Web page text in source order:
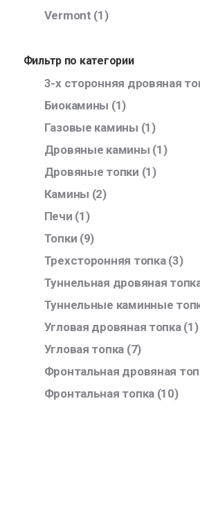
Vermont (1)
Фильтр по категории
3-х сторонняя дровяная
Биокамины (1)
Газовые камины (1)
Дровяные камины (1)
Дровяные топки (1)
Камины (2)
Печи (1)
Топки (9)
Трехсторонняя топка (3)
Туннельная дровяная
Туннельные каминные
Угловая дровяная топка (1)
Угловая топка (7)
Фронтальная дровяная
Фронтальная топка (10)